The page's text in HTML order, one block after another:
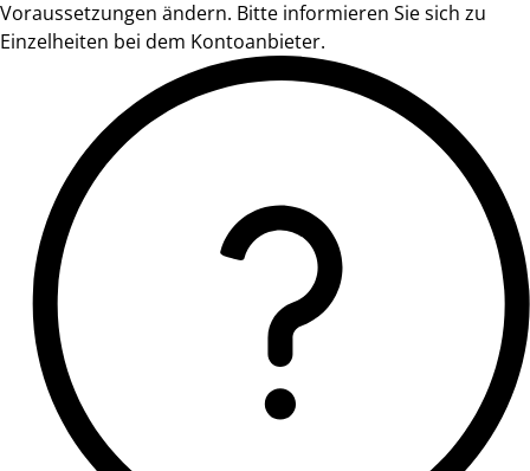
Voraussetzungen ändern. Bitte informieren Sie sich zu
Einzelheiten bei dem Kontoanbieter.